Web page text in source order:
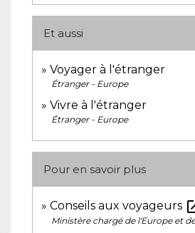
Et aussi
Voyager à l'étranger
Étranger - Europe
Vivre à l'étranger
Étranger - Europe
Pour en savoir plus
Conseils aux voyageurs
Ministère chargé de l'Europe et